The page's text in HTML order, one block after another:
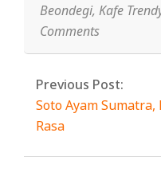
Beondegi, Kafe
Comments
Previous Post:
Soto Ayam
Rasa